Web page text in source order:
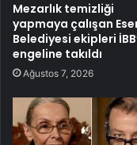
Mezarlık temizliği
yapmaya çalışan
Belediyesi ekipleri
engeline takıldı
Ağustos 7, 2026